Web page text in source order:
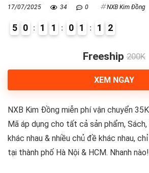
17/07/2025 34 0 NXB Kim Đồng
5 0 1 1 0 1 1
1
2
Freeship 200K
XEM NGAY
NXB Kim Đồng miễn phí vận chuyển
Mã áp dụng cho tất cả sản phẩm,
khác nhau & nhiều chủ đề khác nhau,
tại thành phố Hà Nội & HCM. Nhanh nào!